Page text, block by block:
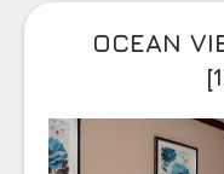
OCEAN